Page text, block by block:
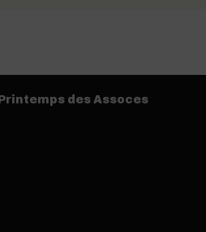
Printemps des Assoces